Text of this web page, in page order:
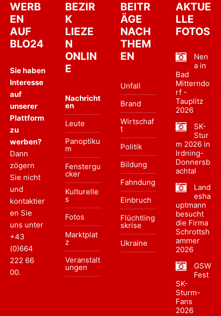
WERB
EN
AUF
BLO24
Sie haben
Interesse
auf
unserer
Plattform
zu
werben?
Dann
zögern
Sie nicht
und
kontaktier
en Sie
uns unter
+43
(0)664
222 66
00.
BEZIR
K
LIEZE
N
ONLIN
E
Nachricht
en
Leute
Panoptiku
m
Fenstergu
cker
Kulturelle
s
Fotos
Marktplat
z
Veranstalt
ungen
BEITR
ÄGE
NACH
THEM
EN
Unfall
Brand
Wirtschaf
t
Politik
Bildung
Fahndung
Einbruch
Flüchtling
skrise
Ukraine
AKTUE
LLE
FOTOS
Nen
a in
Bad
Mitterndo
rf -
Tauplitz
2026
SK-
Stur
m 2026 in
Irdning-
Donnersb
achtal
Land
esha
uptmann
besucht
die Firma
Schrottsh
ammer
2026
GSW
Fest
SK-
Sturm-
Fans
2026